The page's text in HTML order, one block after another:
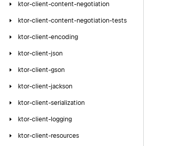
ktor-client-content-negotiation
ktor-client-content-negotiation-tests
ktor-client-encoding
ktor-client-json
ktor-client-gson
ktor-client-jackson
ktor-client-serialization
ktor-client-logging
ktor-client-resources